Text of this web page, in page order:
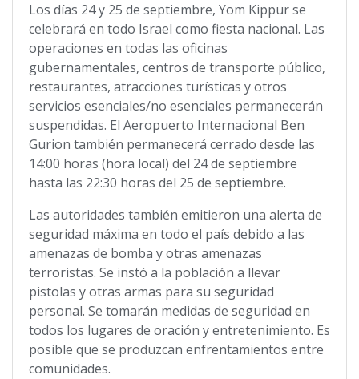
Los días 24 y 25 de septiembre, Yom Kippur se
celebrará en todo Israel como fiesta nacional. Las
operaciones en todas las oficinas
gubernamentales, centros de transporte público,
restaurantes, atracciones turísticas y otros
servicios esenciales/no esenciales permanecerán
suspendidas. El Aeropuerto Internacional Ben
Gurion también permanecerá cerrado desde las
14:00 horas (hora local) del 24 de septiembre
hasta las 22:30 horas del 25 de septiembre.
Las autoridades también emitieron una alerta de
seguridad máxima en todo el país debido a las
amenazas de bomba y otras amenazas
terroristas. Se instó a la población a llevar
pistolas y otras armas para su seguridad
personal. Se tomarán medidas de seguridad en
todos los lugares de oración y entretenimiento. Es
posible que se produzcan enfrentamientos entre
comunidades.